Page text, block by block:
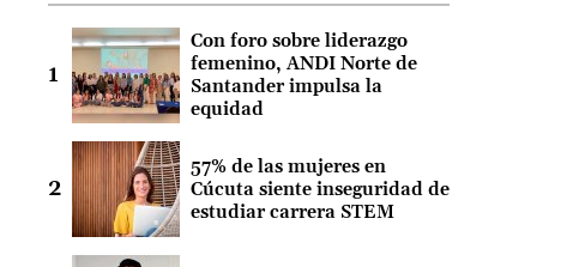
Con foro sobre liderazgo
femenino, ANDI Norte de
Santander impulsa la
equidad
57% de las mujeres en
Cúcuta siente inseguridad de
estudiar carrera STEM